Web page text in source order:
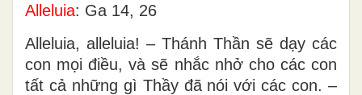
Alleluia: Ga 14, 26
Alleluia, alleluia! – Thánh Thần sẽ dạy các
con mọi điều, và sẽ nhắc nhở cho các con
tất cả những gì Thầy đã nói với các con. –